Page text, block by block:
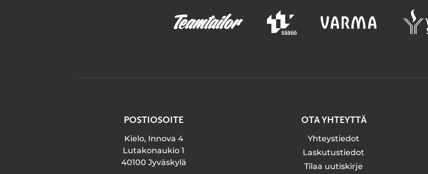
POSTIOSOITE
Kielo, Innova 4
Lutakonaukio 1
40100 Jyväskylä
OTA YHTEYTTÄ
Yhteystiedot
Laskutustiedot
Tilaa uutiskirje